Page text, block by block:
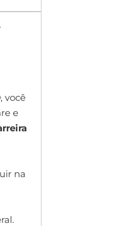
, você
e
na